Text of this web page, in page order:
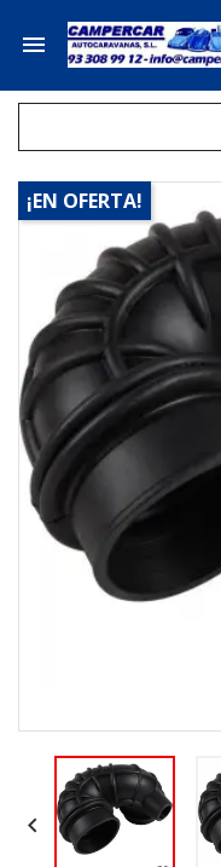

¡EN OFERTA!
